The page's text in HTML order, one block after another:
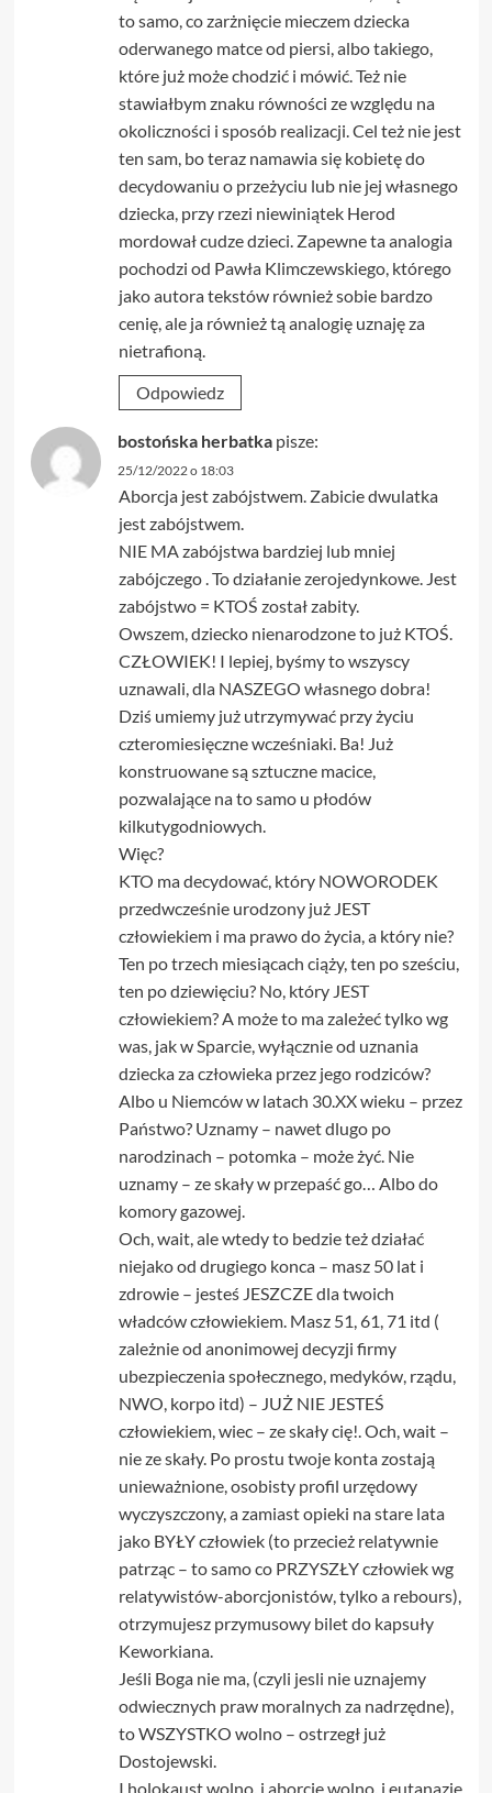
to samo, co zarżnięcie mieczem dziecka
oderwanego matce od piersi, albo takiego,
które już może chodzić i mówić. Też nie
stawiałbym znaku równości ze względu na
okoliczności i sposób realizacji. Cel też nie jest
ten sam, bo teraz namawia się kobietę do
decydowaniu o przeżyciu lub nie jej własnego
dziecka, przy rzezi niewiniątek Herod
mordował cudze dzieci. Zapewne ta analogia
pochodzi od Pawła Klimczewskiego, którego
jako autora tekstów również sobie bardzo
cenię, ale ja również tą analogię uznaję za
nietrafioną.
Odpowiedz
bostońska herbatka pisze:
25/12/2022 o 18:03
Aborcja jest zabójstwem. Zabicie dwulatka
jest zabójstwem.
NIE MA zabójstwa bardziej lub mniej
zabójczego . To działanie zerojedynkowe. Jest
zabójstwo = KTOŚ został zabity.
Owszem, dziecko nienarodzone to już KTOŚ.
CZŁOWIEK! I lepiej, byśmy to wszyscy
uznawali, dla NASZEGO własnego dobra!
Dziś umiemy już utrzymywać przy życiu
czteromiesięczne wcześniaki. Ba! Już
konstruowane są sztuczne macice,
pozwalające na to samo u płodów
kilkutygodniowych.
Więc?
KTO ma decydować, który NOWORODEK
przedwcześnie urodzony już JEST
człowiekiem i ma prawo do życia, a który nie?
Ten po trzech miesiącach ciąży, ten po sześciu,
ten po dziewięciu? No, który JEST
człowiekiem? A może to ma zależeć tylko wg
was, jak w Sparcie, wyłącznie od uznania
dziecka za człowieka przez jego rodziców?
Albo u Niemców w latach 30.XX wieku – przez
Państwo? Uznamy – nawet dlugo po
narodzinach – potomka – może żyć. Nie
uznamy – ze skały w przepaść go… Albo do
komory gazowej.
Och, wait, ale wtedy to bedzie też działać
niejako od drugiego konca – masz 50 lat i
zdrowie – jesteś JESZCZE dla twoich
władców człowiekiem. Masz 51, 61, 71 itd (
zależnie od anonimowej decyzji firmy
ubezpieczenia społecznego, medyków, rządu,
NWO, korpo itd) – JUŻ NIE JESTEŚ
człowiekiem, wiec – ze skały cię!. Och, wait –
nie ze skały. Po prostu twoje konta zostają
unieważnione, osobisty profil urzędowy
wyczyszczony, a zamiast opieki na stare lata
jako BYŁY człowiek (to przecież relatywnie
patrząc – to samo co PRZYSZŁY człowiek wg
relatywistów-aborcjonistów, tylko a rebours),
otrzymujesz przymusowy bilet do kapsuły
Keworkiana.
Jeśli Boga nie ma, (czyli jesli nie uznajemy
odwiecznych praw moralnych za nadrzędne),
to WSZYSTKO wolno – ostrzegł już
Dostojewski.
I holokaust wolno, i aborcję wolno, i eutanazję